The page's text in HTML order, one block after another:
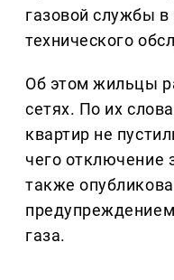
газовой службы в
технического
Об этом жильцы
сетях. По их
квартир не
чего отключение
также
газа.